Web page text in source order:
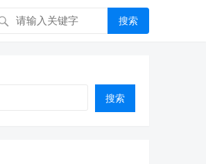
搜索
搜索